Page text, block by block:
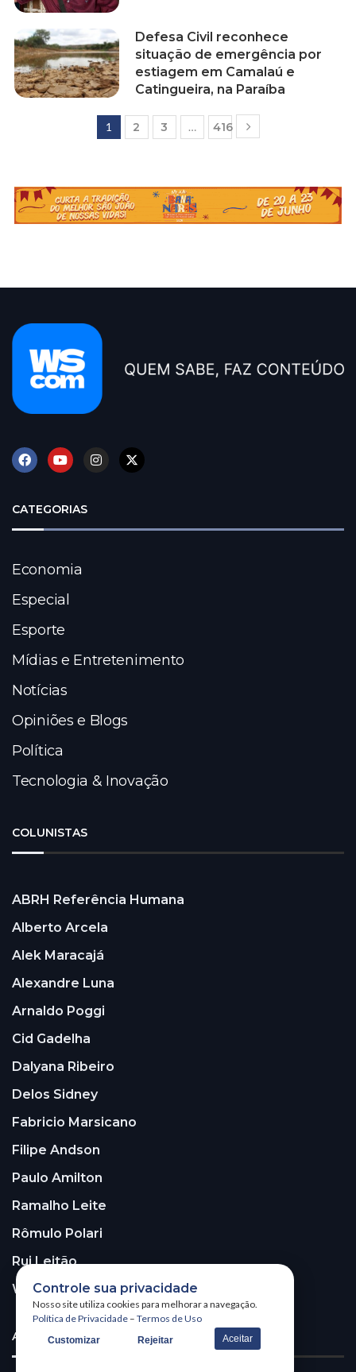
Defesa Civil reconhece
situação de emergência por
estiagem em Camalaú e
Catingueira, na Paraíba
1 2 3 … 416
CATEGORIAS
Economia
Especial
Esporte
Mídias e Entretenimento
Notícias
Opiniões e Blogs
Política
Tecnologia & Inovação
COLUNISTAS
ABRH Referência Humana
Alberto Arcela
Alek Maracajá
Alexandre Luna
Arnaldo Poggi
Cid Gadelha
Dalyana Ribeiro
Delos Sidney
Fabricio Marsicano
Filipe Andson
Paulo Amilton
Ramalho Leite
Rômulo Polari
Rui Leitão
Walter Santos
ASSINE A NOSSA NEWSLETTER!
Controle sua privacidade
Nosso site utiliza cookies para melhorar a navegação.
Política de Privacidade – Termos de Uso
Customizar Rejeitar Aceitar